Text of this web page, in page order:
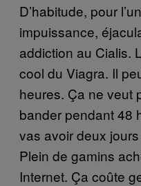
D’habitude, pour
impuissance,
addiction au Cialis.
cool du Viagra. Il
heures. Ça ne veut
bander pendant 48
vas avoir deux
Plein de gamins
Internet. Ça coûte